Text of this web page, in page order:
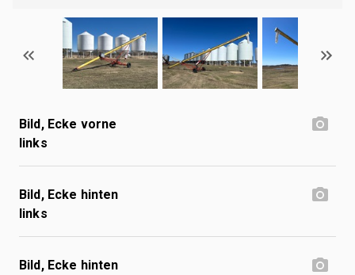
Bild, Ecke vorne
links
Bild, Ecke hinten
links
Bild, Ecke hinten